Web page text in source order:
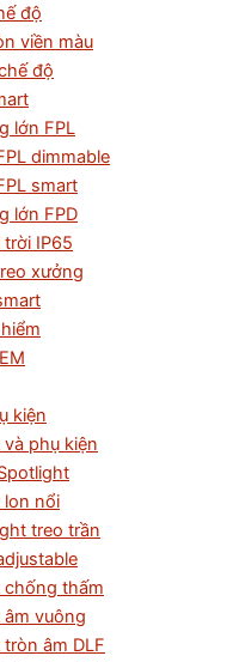
độ
viền màu
độ
lớn FPL
dimmable
smart
lớn FPD
IP65
xưởng
kiện
phụ kiện
lon nổi
treo trần
chống thấm
vuông
âm DLF